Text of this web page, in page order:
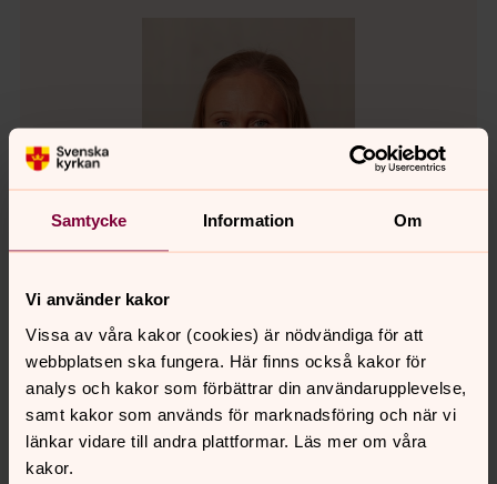
Samtycke Information Om
Vi använder kakor
Vissa av våra kakor (cookies) är nödvändiga för att
webbplatsen ska fungera. Här finns också kakor för
analys och kakor som förbättrar din användarupplevelse,
samt kakor som används för marknadsföring och när vi
länkar vidare till andra plattformar. Läs mer om våra
kakor.
Emmeli Sandberg
Assistent i barnverksamheten, Bibeläventyrare,
Vattholma pastorat
Direkt:
018-30 47 24